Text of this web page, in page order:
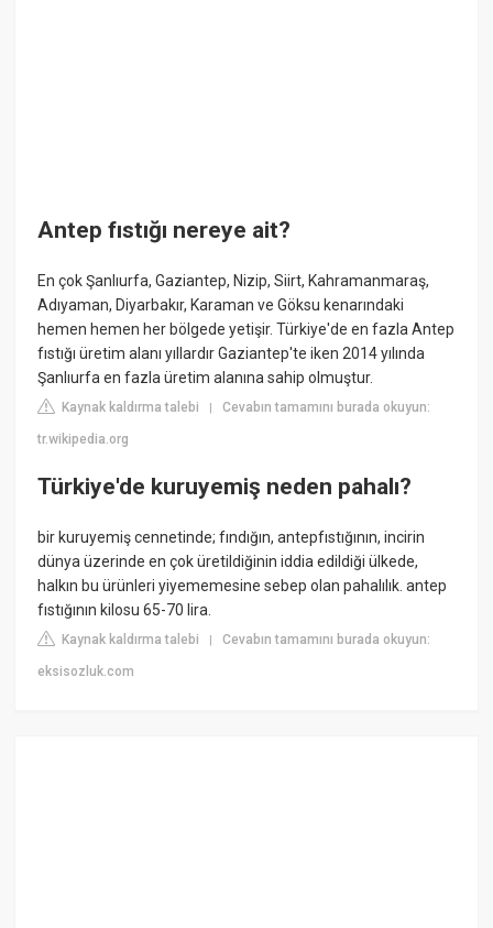
Antep fıstığı nereye ait?
En çok Şanlıurfa, Gaziantep, Nizip, Siirt, Kahramanmaraş,
Adıyaman, Diyarbakır, Karaman ve Göksu kenarındaki
hemen hemen her bölgede yetişir. Türkiye'de en fazla Antep
fıstığı üretim alanı yıllardır Gaziantep'te iken 2014 yılında
Şanlıurfa en fazla üretim alanına sahip olmuştur.
Kaynak kaldırma talebi |Cevabın tamamını burada okuyun:
tr.wikipedia.org
Türkiye'de kuruyemiş neden pahalı?
bir kuruyemiş cennetinde; fındığın, antepfıstığının, incirin
dünya üzerinde en çok üretildiğinin iddia edildiği ülkede,
halkın bu ürünleri yiyememesine sebep olan pahalılık. antep
fıstığının kilosu 65-70 lira.
Kaynak kaldırma talebi |Cevabın tamamını burada okuyun:
eksisozluk.com